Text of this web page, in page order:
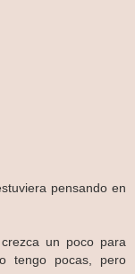
pensando en
un poco para
tengo pocas, pero